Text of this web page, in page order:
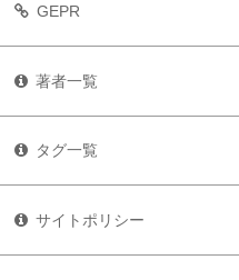
GEPR
著者一覧
タグ一覧
サイトポリシー